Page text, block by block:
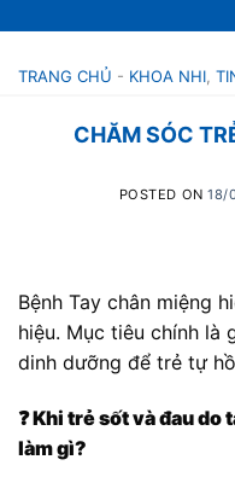
TRANG CHỦ - KHOA NHI
CHĂM SÓC
POSTED ON18/
Bệnh Tay chân miệng
hiệu. Mục tiêu chính là
dinh dưỡng để trẻ tự
❓Khi trẻ sốt và đau do
làm gì?